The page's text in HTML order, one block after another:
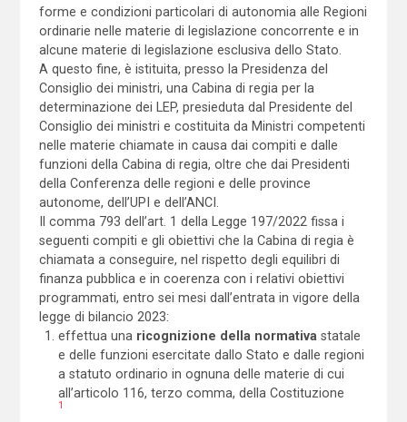
forme e condizioni particolari di autonomia alle Regioni
ordinarie nelle materie di legislazione concorrente e in
alcune materie di legislazione esclusiva dello Stato.
A questo fine, è istituita, presso la Presidenza del
Consiglio dei ministri, una Cabina di regia per la
determinazione dei LEP, presieduta dal Presidente del
Consiglio dei ministri e costituita da Ministri competenti
nelle materie chiamate in causa dai compiti e dalle
funzioni della Cabina di regia, oltre che dai Presidenti
della Conferenza delle regioni e delle province
autonome, dell’UPI e dell’ANCI.
Il comma 793 dell’art. 1 della Legge 197/2022 fissa i
seguenti compiti e gli obiettivi che la Cabina di regia è
chiamata a conseguire, nel rispetto degli equilibri di
finanza pubblica e in coerenza con i relativi obiettivi
programmati, entro sei mesi dall’entrata in vigore della
legge di bilancio 2023:
effettua una ricognizione della normativa statale
e delle funzioni esercitate dallo Stato e dalle regioni
a statuto ordinario in ognuna delle materie di cui
all’articolo 116, terzo comma, della Costituzione
1